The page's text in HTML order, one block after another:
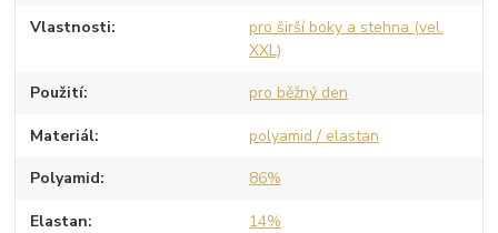
Vlastnosti
pro širší boky a stehna (vel.
XXL)
Použití pro běžný den
Materiál polyamid / elastan
Polyamid 86%
Elastan 14%